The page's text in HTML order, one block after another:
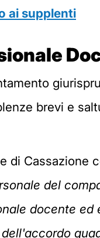
ai supplenti
brevi e
di Cassazione
del
docente